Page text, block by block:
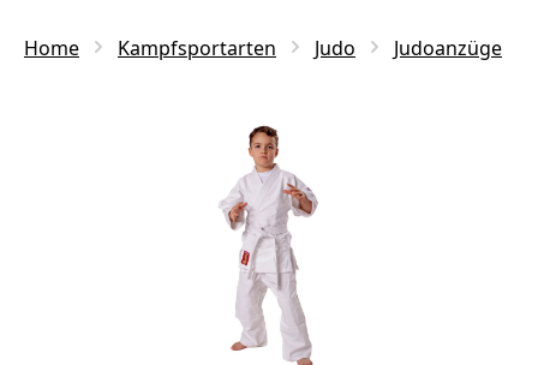
Home Kampfsportarten Judo Judoanzüge